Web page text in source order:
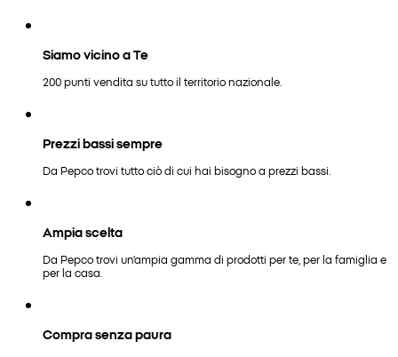
Siamo vicino a Te
200 punti vendita su tutto il territorio nazionale.
Prezzi bassi sempre
Da Pepco trovi tutto ciò di cui hai bisogno a prezzi bassi.
Ampia scelta
Da Pepco trovi un'ampia gamma di prodotti per te, per la famiglia e
per la casa.
Compra senza paura